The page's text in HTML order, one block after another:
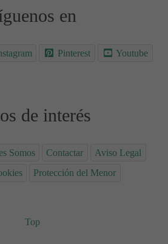
en
Pinterest Youtube
de interés
Somos Contactar
Aviso Legal
Protección del Menor
Top